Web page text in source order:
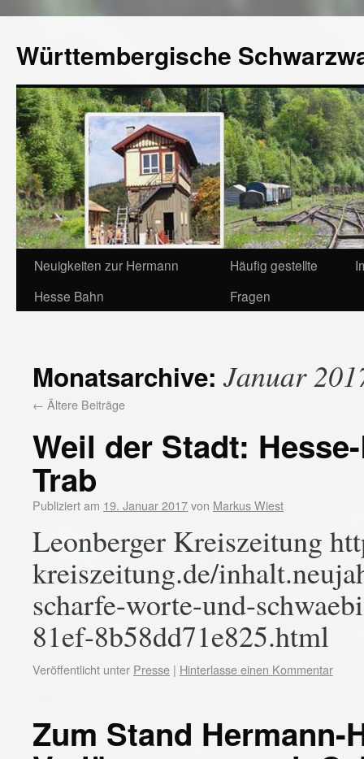
Württembergische
Neuigkeiten zur Hermann
Hesse Bahn
Häufig gestellte
Fragen
Monatsarchive: Januar
← Ältere Beiträge
Weil der Stadt:
Trab
Publiziert am 19. Januar 2017von Markus Wiest
Leonberger Kreiszeitung
kreiszeitung.de/
scharfe-worte-und-
81ef-8b58dd71e825.html
Veröffentlicht unter Presse | Hinterlasse einen Kommentar
Zum Stand Hermann-